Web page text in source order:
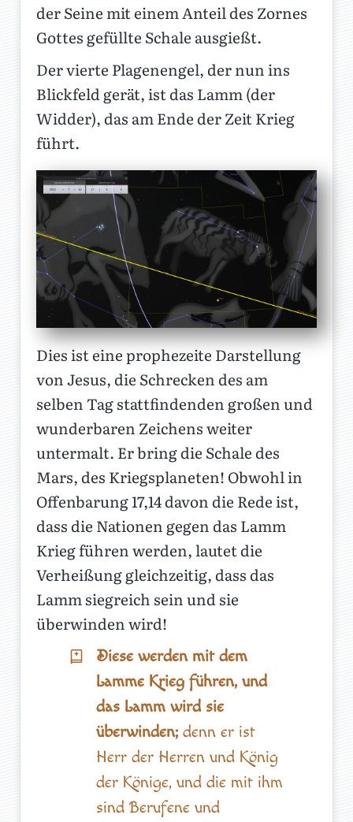
der Seine mit einem Anteil des Zornes
Gottes gefüllte Schale ausgießt.
Der vierte Plagenengel, der nun ins
Blickfeld gerät, ist das Lamm (der
Widder), das am Ende der Zeit Krieg
führt.
Dies ist eine prophezeite Darstellung
von Jesus, die Schrecken des am
selben Tag stattfindenden großen und
wunderbaren Zeichens weiter
untermalt. Er bring die Schale des
Mars, des Kriegsplaneten! Obwohl in
Offenbarung 17,14 davon die Rede ist,
dass die Nationen gegen das Lamm
Krieg führen werden, lautet die
Verheißung gleichzeitig, dass das
Lamm siegreich sein und sie
überwinden wird!
Diese werden mit dem
Lamme Krieg führen, und
das Lamm wird sie
überwinden;denn er ist
Herr der Herren und König
der Könige, und die mit ihm
sind Berufene und